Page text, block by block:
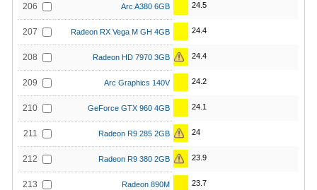
206 Arc A380 6GB 24.5
207 Radeon RX Vega M GH 4GB 24.4
208 Radeon HD 7970 3GB 24.4
209 Arc Graphics 140V 24.2
210 GeForce GTX 960 4GB 24.1
211 Radeon R9 285 2GB 24
212 Radeon R9 380 2GB 23.9
213 Radeon 890M 23.7